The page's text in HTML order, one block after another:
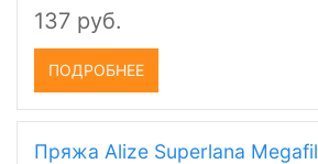
137 руб.
ПОДРОБНЕЕ
Пряжа Alize Superlana Megafil